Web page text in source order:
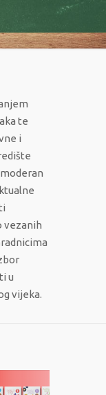
te
i
vezanih
u
vijeka.